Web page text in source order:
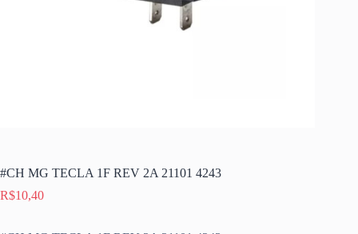
#CH MG TECLA 1F REV 2A 21101 4243
R$10,40